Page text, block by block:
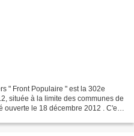
" Front Populaire " est la 302e
située à la limite des communes de
le 18 décembre 2012 . C'est